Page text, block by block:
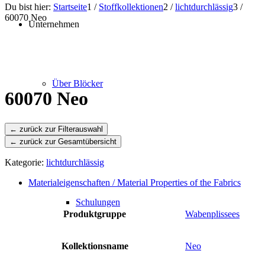
Unternehmen
Über Blöcker
Leistungen
Schulungen
Du bist hier: Startseite1 / Stoffkollektionen2 / lichtdurchlässig3 /
60070 Neo
60070 Neo
← zurück zur Gesamtübersicht
Kategorie: lichtdurchlässig
Materialeigenschaften / Material Properties of the Fabrics
Produktgruppe Wabenplissees
Kollektionsname Neo